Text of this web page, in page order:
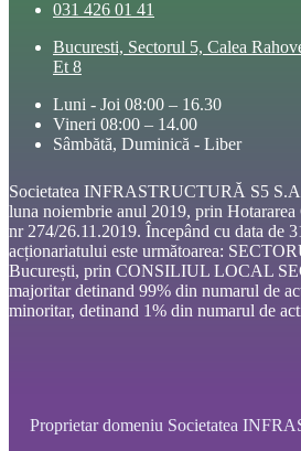
031 426 01 41
Bucuresti, Sectorul 5, Calea
Et 8
Luni - Joi 08:00 – 16.30
Vineri 08:00 – 14.00
Sâmbătă, Duminică - Liber
Societatea INFRASTRUCTURĂ S5
luna noiembrie anul 2019, prin
nr 274/26.11.2019. Începând cu data de
acționariatului este următoarea:
București, prin CONSILIUL LOCAL
majoritar detinand 99% din numarul de
minoritar, detinand 1% din numarul de
Proprietar domeniu Societatea